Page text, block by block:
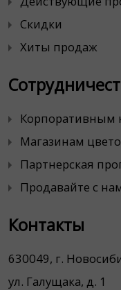
Скидки
Хиты продаж
Корпоративным
Магазинам
Партнерская
Продавайте с
Контакты
630049, г.
ул. Галущака, д. 1